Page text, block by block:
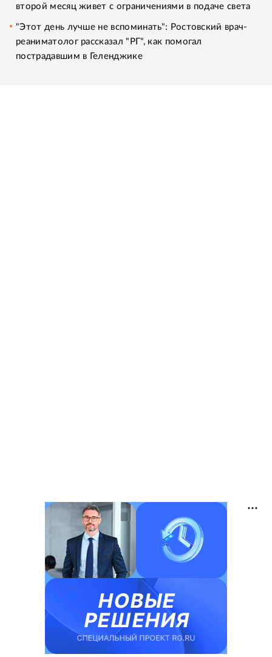
второй месяц живет с ограничениями в подаче света
"Этот день лучше не вспоминать": Ростовский врач-
реаниматолог рассказал "РГ", как помогал
пострадавшим в Геленджике